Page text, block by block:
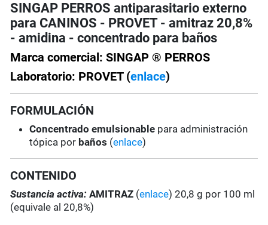
SINGAP PERROS antiparasitario externo
para CANINOS - PROVET - amitraz 20,8%
- amidina - concentrado para baños
Marca comercial: SINGAP ® PERROS
Laboratorio: PROVET (enlace)
FORMULACIÓN
Concentrado emulsionable para administración
tópica por baños (enlace)
CONTENIDO
Sustancia activa:AMITRAZ (enlace) 20,8 g por 100 ml
(equivale al 20,8%)